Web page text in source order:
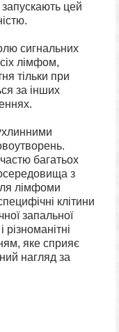
цей
сигнальних
лімфом,
тільки при
за інших
багатьох
з
лімфоми
клітини
запальної
різноманітні
яке сприяє
нагляд за